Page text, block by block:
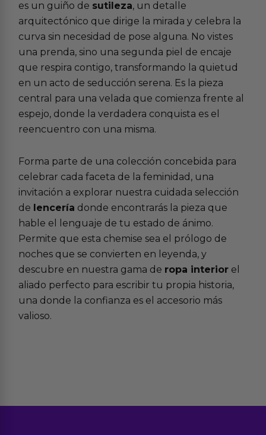
es un guiño de sutileza, un detalle
arquitectónico que dirige la mirada y celebra la
curva sin necesidad de pose alguna. No vistes
una prenda, sino una segunda piel de encaje
que respira contigo, transformando la quietud
en un acto de seducción serena. Es la pieza
central para una velada que comienza frente al
espejo, donde la verdadera conquista es el
reencuentro con una misma.
Forma parte de una colección concebida para
celebrar cada faceta de la feminidad, una
invitación a explorar nuestra cuidada selección
de lencería donde encontrarás la pieza que
hable el lenguaje de tu estado de ánimo.
Permite que esta chemise sea el prólogo de
noches que se convierten en leyenda, y
descubre en nuestra gama de ropa interior el
aliado perfecto para escribir tu propia historia,
una donde la confianza es el accesorio más
valioso.